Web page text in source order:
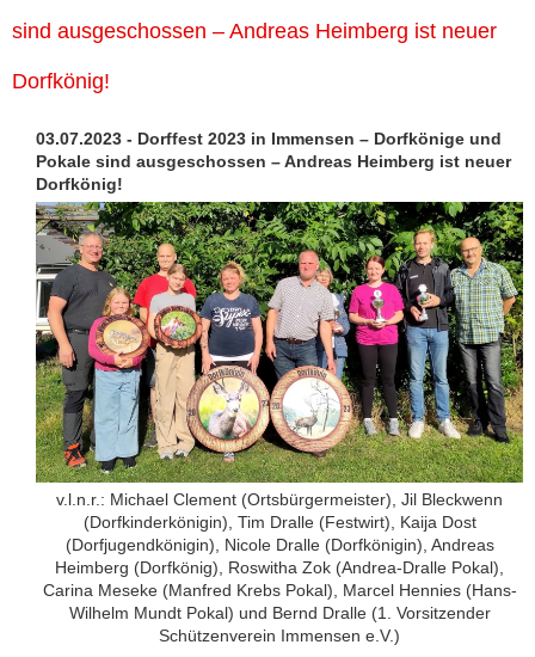
sind ausgeschossen – Andreas Heimberg ist neuer
Dorfkönig!
03.07.2023 - Dorffest 2023 in Immensen – Dorfkönige und
Pokale sind ausgeschossen – Andreas Heimberg ist neuer
Dorfkönig!
v.l.n.r.: Michael Clement (Ortsbürgermeister), Jil Bleckwenn
(Dorfkinderkönigin), Tim Dralle (Festwirt), Kaija Dost
(Dorfjugendkönigin), Nicole Dralle (Dorfkönigin), Andreas
Heimberg (Dorfkönig), Roswitha Zok (Andrea-Dralle Pokal),
Carina Meseke (Manfred Krebs Pokal), Marcel Hennies (Hans-
Wilhelm Mundt Pokal) und Bernd Dralle (1. Vorsitzender
Schützenverein Immensen e.V.)